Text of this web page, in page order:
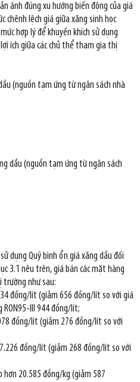
ánh đúng xu hướng biến động của giá
lệch giá giữa xăng sinh học
hợp lý để khuyến khích sử dụng
ích giữa các chủ thể tham gia thị
(nguồn tạm ứng từ ngân sách nhà
dầu (nguồn tạm ứng từ ngân sách
dụng Quỹ bình ổn giá xăng dầu đối
3.1 nêu trên, giá bán các mặt hàng
như sau:
đồng/lít (giảm 656 đồng/lít so với giá
III 944 đồng/lít;
đồng/lít (giảm 276 đồng/lít so với
đồng/lít (giảm 268 đồng/lít so với
hơn 20.585 đồng/kg (giảm 587